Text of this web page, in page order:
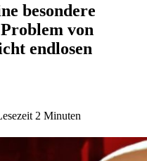
besondere
von
endlosen
2 Minuten